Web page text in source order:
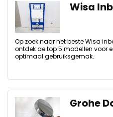
Wisa
Op zoek naar het beste Wisa
ontdek de top 5 modellen voor
optimaal gebruiksgemak.
Grohe